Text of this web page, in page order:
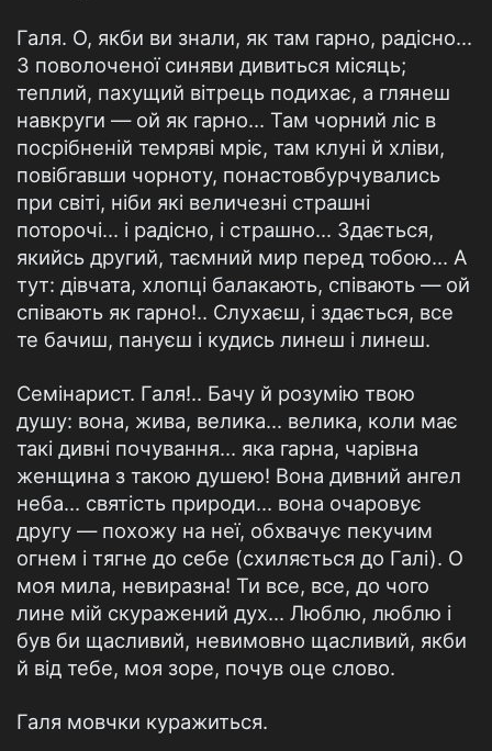
Галя. О, якби ви знали, як там гарно, радісно...
З поволоченої синяви дивиться місяць;
теплий, пахущий вітрець подихає, а глянеш
навкруги — ой як гарно... Там чорний ліс в
посрібненій темряві мріє, там клуні й хліви,
повібгавши чорноту, понастовбурчувались
при світі, ніби які величезні страшні
поторочі... і радісно, і страшно... Здається,
якийсь другий, таємний мир перед тобою... А
тут: дівчата, хлопці балакають, співають — ой
співають як гарно!.. Слухаєш, і здається, все
те бачиш, пануєш і кудись линеш і линеш.
Семінарист. Галя!.. Бачу й розумію твою
душу: вона, жива, велика... велика, коли має
такі дивні почування... яка гарна, чарівна
женщина з такою душею! Вона дивний ангел
неба... святість природи... вона очаровує
другу — похожу на неї, обхвачує пекучим
огнем і тягне до себе (схиляється до Галі). О
моя мила, невиразна! Ти все, все, до чого
лине мій скуражений дух... Люблю, люблю і
був би щасливий, невимовно щасливий, якби
й від тебе, моя зоре, почув оце слово.
Галя мовчки куражиться.